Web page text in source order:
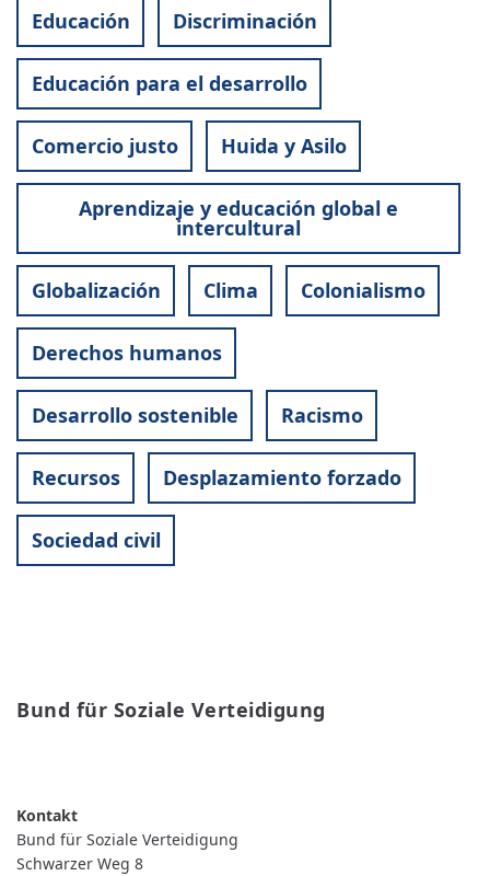
Educación Discriminación
Educación para el desarrollo
Comercio justo Huida y Asilo
Aprendizaje y educación global e
intercultural
Globalización Clima Colonialismo
Derechos humanos
Desarrollo sostenible Racismo
Recursos Desplazamiento forzado
Sociedad civil
Bund für Soziale Verteidigung
VERTEIDIGUNG
Bund für Soziale Verteidigung
Schwarzer Weg 8